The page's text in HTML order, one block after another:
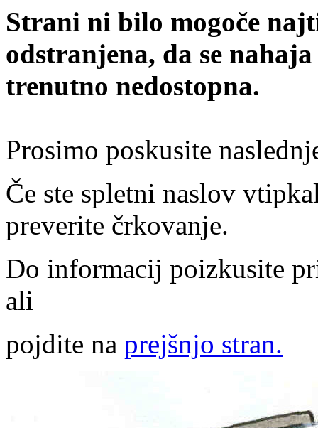
Strani ni bilo mogoče
odstranjena, da se
trenutno nedostopna.
Prosimo poskusite
Če ste spletni naslov
preverite črkovanje.
Do informacij poizkusite
ali
pojdite na prejšnjo stran.